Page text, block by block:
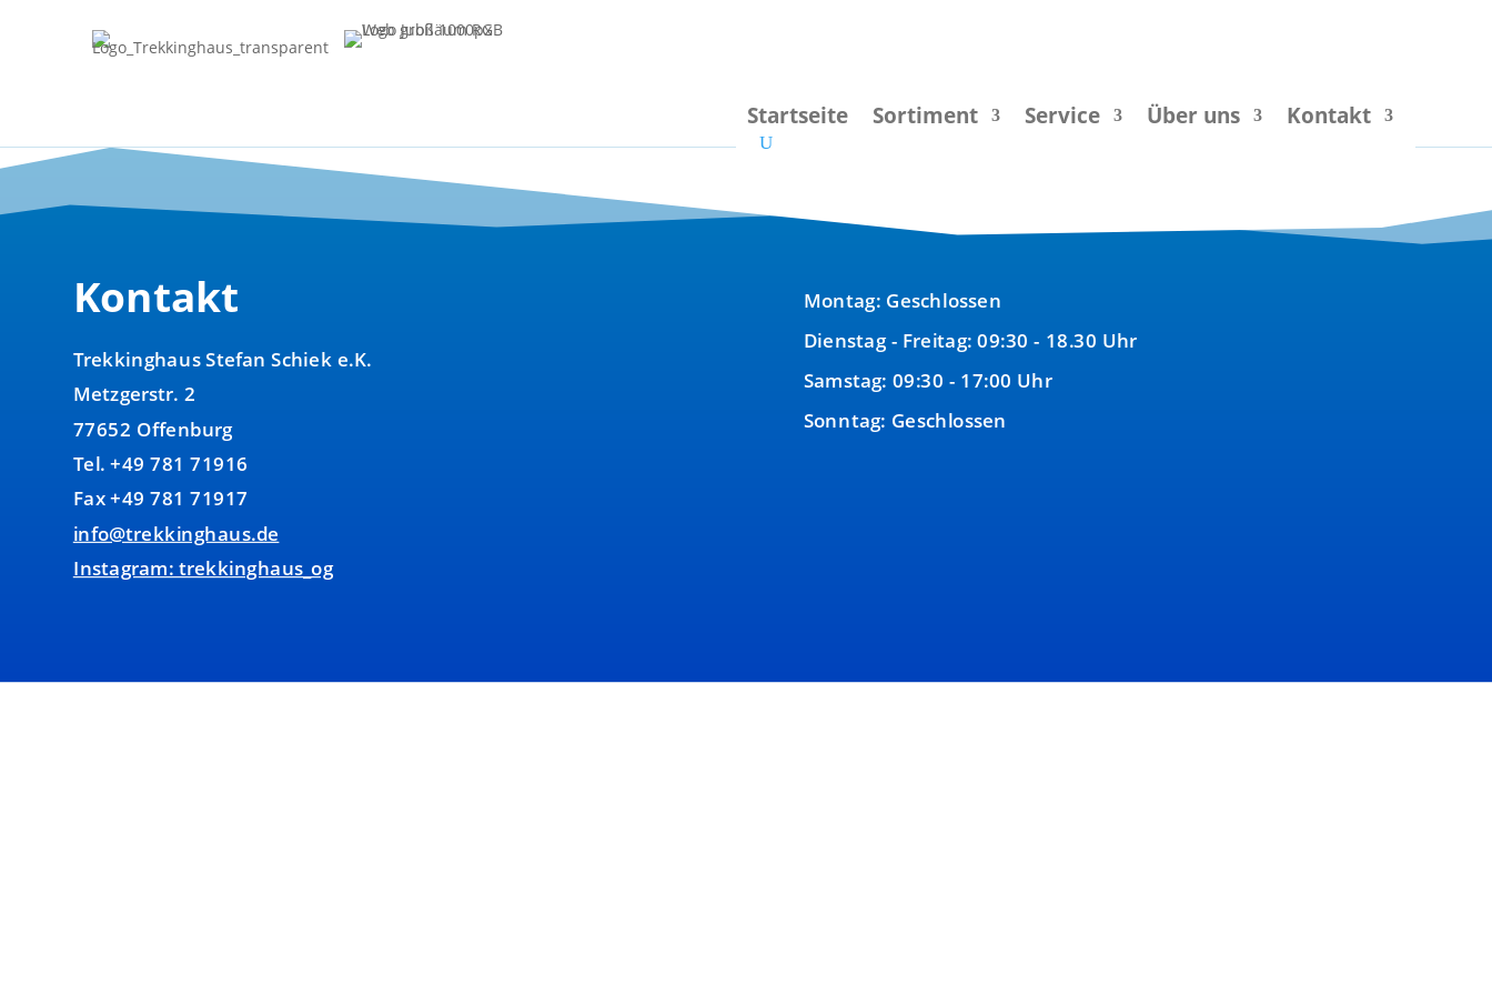
Startseite Sortiment Service Über uns Kontakt
Kontakt
Trekkinghaus Stefan Schiek e.K.
Metzgerstr. 2
77652 Offenburg
Tel. +49 781 71916
Fax +49 781 71917
info@trekkinghaus.de
Instagram: trekkinghaus_og
Montag: Geschlossen
Dienstag - Freitag: 09:30 - 18.30 Uhr
Samstag: 09:30 - 17:00 Uhr
Sonntag: Geschlossen